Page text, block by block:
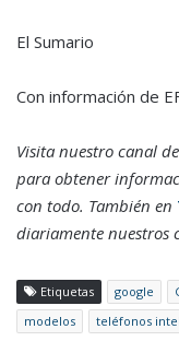
El Sumario
Con información de
Visita nuestro canal
para obtener
con todo. También en
diariamente nuestros
Etiquetas google
modelos
teléfonos